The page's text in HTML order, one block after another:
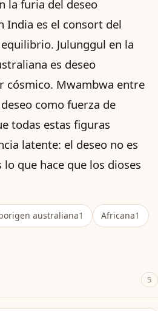
la furia del deseo
India es el consort del
Julunggul en la
es deseo
cósmico. Mwambwa entre
como fuerza de
todas estas figuras
latente: el deseo no es
que hace que los dioses
australiana1 Africana1
5